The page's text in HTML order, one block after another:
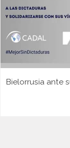
Bielorrusia ante